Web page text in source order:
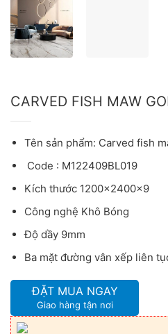
CARVED FISH MAW
Tên sản phẩm: Carved fish
Code : M122409BL019
Kích thước 1200x2400x9
Công nghệ Khô Bóng
Độ dầy 9mm
Ba mặt đường vân xếp liên
ĐẶT MUA NGAY
Giao hàng tận nơi